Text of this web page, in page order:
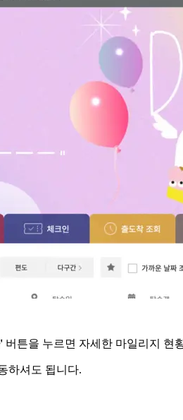
버튼을 누르면 자세한 마일리지 현
하셔도 됩니다.